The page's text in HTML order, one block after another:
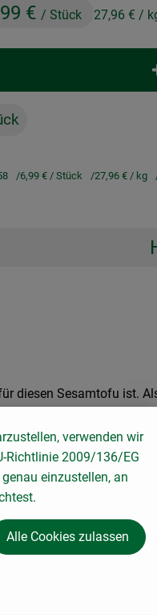
€ / Stück 27,96 € /
6,99 € / Stück 27,96 € / kg
diesen Sesamtofu ist.
ihm den gewissen Biss.
verwenden wir
Richtlinie 2009/136/EG
einzustellen, an
Alle Cookies zulassen